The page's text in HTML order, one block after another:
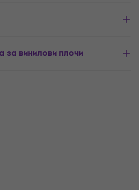
за винилови плочи